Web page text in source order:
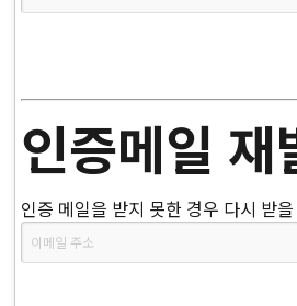
인증메일 재
인증 메일을 받지 못한 경우 다시 받